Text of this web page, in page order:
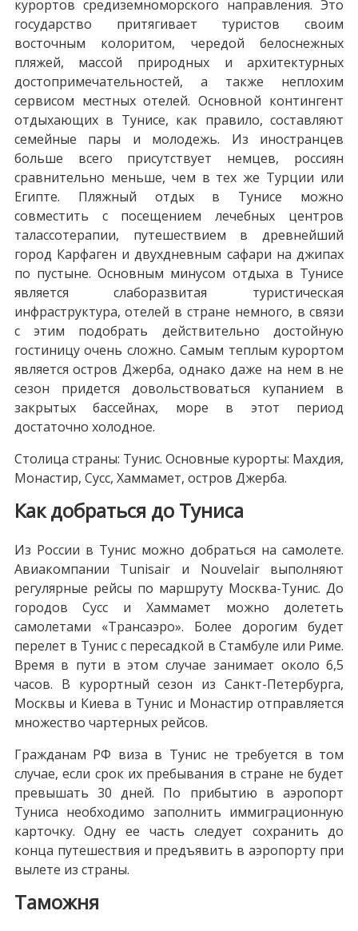
курортов средиземноморского направления. Это
государство притягивает туристов своим
восточным колоритом, чередой белоснежных
пляжей, массой природных и архитектурных
достопримечательностей, а также неплохим
сервисом местных отелей. Основной контингент
отдыхающих в Тунисе, как правило, составляют
семейные пары и молодежь. Из иностранцев
больше всего присутствует немцев, россиян
сравнительно меньше, чем в тех же Турции или
Египте. Пляжный отдых в Тунисе можно
совместить с посещением лечебных центров
талассотерапии, путешествием в древнейший
город Карфаген и двухдневным сафари на джипах
по пустыне. Основным минусом отдыха в Тунисе
является слаборазвитая туристическая
инфраструктура, отелей в стране немного, в связи
с этим подобрать действительно достойную
гостиницу очень сложно. Самым теплым курортом
является остров Джерба, однако даже на нем в не
сезон придется довольствоваться купанием в
закрытых бассейнах, море в этот период
достаточно холодное.
Столица страны: Тунис. Основные курорты: Махдия,
Монастир, Сусс, Хаммамет, остров Джерба.
Как добраться до Туниса
Из России в Тунис можно добраться на самолете.
Авиакомпании Tunisair и Nouvelair выполняют
регулярные рейсы по маршруту Москва-Тунис. До
городов Сусс и Хаммамет можно долететь
самолетами «Трансаэро». Более дорогим будет
перелет в Тунис с пересадкой в Стамбуле или Риме.
Время в пути в этом случае занимает около 6,5
часов. В курортный сезон из Санкт-Петербурга,
Москвы и Киева в Тунис и Монастир отправляется
множество чартерных рейсов.
Гражданам РФ виза в Тунис не требуется в том
случае, если срок их пребывания в стране не будет
превышать 30 дней. По прибытию в аэропорт
Туниса необходимо заполнить иммиграционную
карточку. Одну ее часть следует сохранить до
конца путешествия и предъявить в аэропорту при
вылете из страны.
Таможня